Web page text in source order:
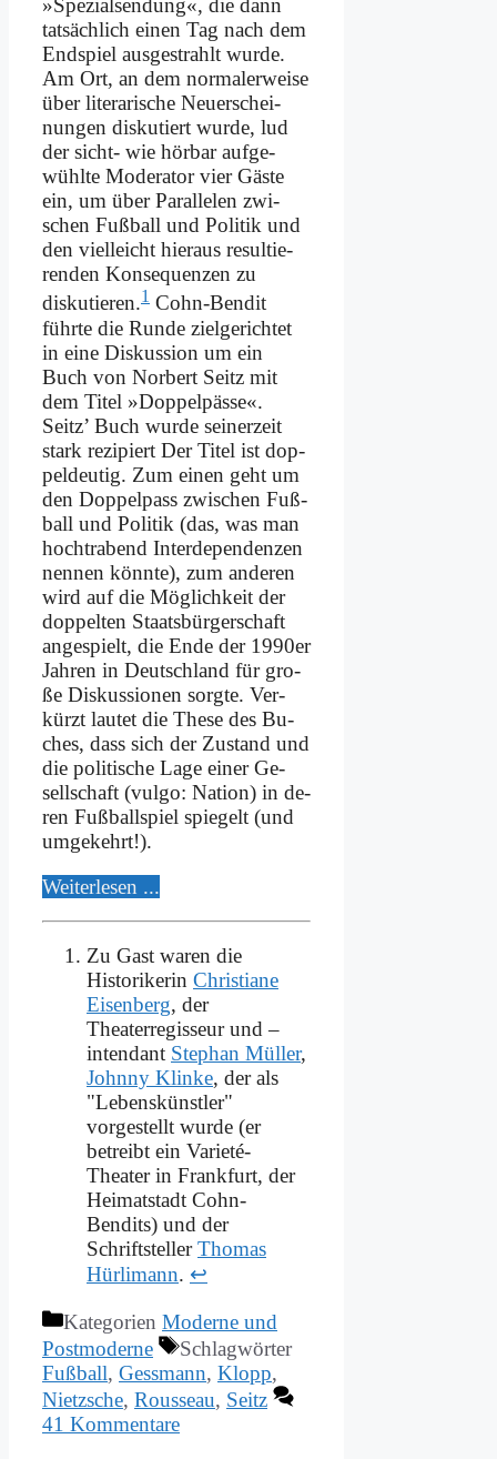
»Spe­zi­al­sen­dung«, die dann
tat­säch­lich ei­nen Tag nach dem
End­spiel aus­ge­strahlt wur­de.
Am Ort, an dem nor­ma­ler­wei­se
über li­te­ra­ri­sche Neu­erschei­
nun­gen dis­ku­tiert wur­de, lud
der sicht- wie hör­bar auf­ge­
wühl­te Mo­de­ra­tor vier Gä­ste
ein, um über Par­al­le­len zwi­
schen Fuß­ball und Po­li­tik und
den viel­leicht hier­aus re­sul­tie­
ren­den Kon­se­quen­zen zu
disku­tieren.1 Cohn-Ben­dit
führ­te die Run­de ziel­ge­rich­tet
in ei­ne Dis­kus­si­on um ein
Buch von Nor­bert Seitz mit
dem Ti­tel »Dop­pel­päs­se«.
Seitz’ Buch wur­de sei­ner­zeit
stark re­zi­piert Der Ti­tel ist dop­
pel­deu­tig. Zum ei­nen geht um
den Dop­pel­pass zwi­schen Fuß­
ball und Po­li­tik (das, was man
hoch­tra­bend In­ter­de­pen­den­zen
nen­nen könn­te), zum an­de­ren
wird auf die Mög­lich­keit der
dop­pel­ten Staats­bür­ger­schaft
an­ge­spielt, die En­de der 1990er
Jah­ren in Deutsch­land für gro­
ße Dis­kus­sio­nen sorg­te. Ver­
kürzt lau­tet die The­se des Bu­
ches, dass sich der Zu­stand und
die po­li­ti­sche La­ge ei­ner Ge­
sell­schaft (vul­go: Na­ti­on) in de­
ren Fuß­ball­spiel spie­gelt (und
um­ge­kehrt!).
Wei­ter­le­sen ...
Zu Gast waren die
Historikerin Christiane
Eisenberg, der
Theaterregisseur und –
intendant Stephan Müller,
Johnny Klinke, der als
"Lebenskünstler"
vorgestellt wurde (er
betreibt ein Varieté-
Theater in Frankfurt, der
Heimatstadt Cohn-
Bendits) und der
SchriftstellerThomas
Hürlimann. ↩
Kategorien Moderne und
Postmoderne
Schlagwörter
Fußball, Gessmann, Klopp,
Nietzsche, Rousseau, Seitz
41 Kommentare